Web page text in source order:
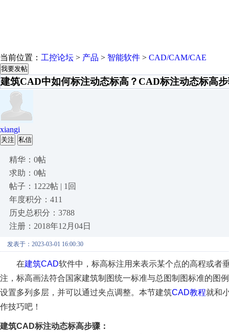
当前位置： 工控论坛 > 产品 > 智能软件 > CAD/CAM/CAE
我要发帖
建筑CAD中如何标注动态标高？CAD标注动态标高
xiangi
关注 私信
精华：0帖
求助：0帖
帖子：1222帖 | 1回
年度积分：411
历史总积分：3788
注册：2018年12月04日
发表于：2023-03-01 16:00:30
在建筑CAD软件中，标高标注用来表示某个点的高程或者
注，标高画法符合国家建筑制图统一标准与总图制图标准的图
设置多列多层，并可以通过夹点调整。本节建筑CAD教程就和
作技巧吧！
建筑CAD标注动态标高步骤：